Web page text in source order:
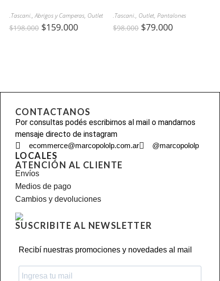
.Tascani.,Abrigos y Camperas, Outlet
$198.000 $159.000
.Tascani., Outlet,Pantalones
$98.000 $79.000
CONTACTANOS
Por consultas podés escribirnos al mail o mandarnos
mensaje directo de instagram
ecommerce@marcopololp.com.ar @marcopololp
LOCALES
ATENCIÓN AL CLIENTE
Envíos
Medios de pago
Cambios y devoluciones
SUSCRIBITE AL NEWSLETTER
Recibí nuestras promociones y novedades al mail